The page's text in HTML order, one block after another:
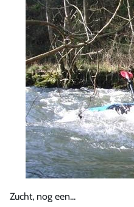
Zucht, nog een...